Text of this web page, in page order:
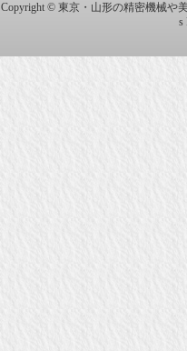
Copyright © 東京・山形の精密機械や
s